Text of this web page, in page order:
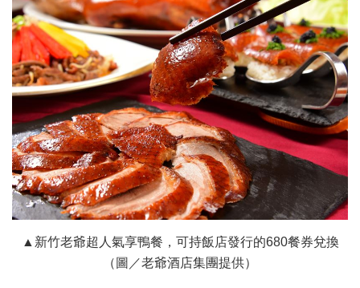
▲新竹老爺超人氣享鴨餐，可持飯店發行的680餐券兌換
（圖／老爺酒店集團提供）